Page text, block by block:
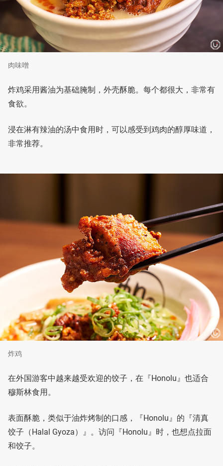
肉味噌
炸鸡采用酱油为基础腌制，外壳酥脆。每个都很大，非常有
食欲。
浸在淋有辣油的汤中食用时，可以感受到鸡肉的醇厚味道，
非常推荐。
炸鸡
在外国游客中越来越受欢迎的饺子，在『Honolu』也适合
穆斯林食用。
表面酥脆，类似于油炸烤制的口感，『Honolu』的『清真
饺子（Halal Gyoza）』。访问『Honolu』时，也想点拉面
和饺子。